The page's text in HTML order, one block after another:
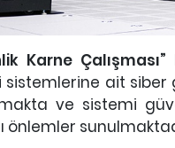
Karne Çalışması”
sistemlerine ait
ve sistemi
önlemler